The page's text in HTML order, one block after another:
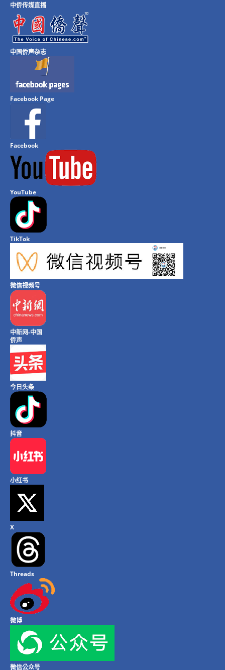
中侨传媒直播
中国侨声杂志
Facebook Page
Facebook
YouTube
TikTok
微信视频号
中新网-中国
侨声
今日头条
抖音
小红书
X
Threads
微博
微信公众号